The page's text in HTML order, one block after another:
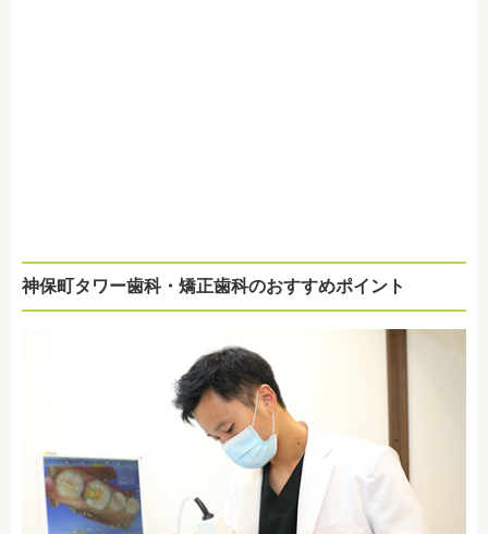
神保町タワー歯科・矯正歯科のおすすめポイント